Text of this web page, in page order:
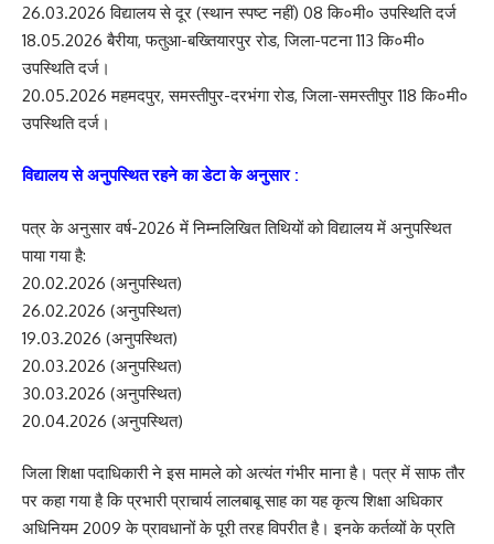
26.03.2026 विद्यालय से दूर (स्थान स्पष्ट नहीं) 08 कि०मी० उपस्थिति दर्ज
18.05.2026 बैरीया, फतुआ-बख्तियारपुर रोड, जिला-पटना 113 कि०मी०
उपस्थिति दर्ज।
20.05.2026 महमदपुर, समस्तीपुर-दरभंगा रोड, जिला-समस्तीपुर 118 कि०मी०
उपस्थिति दर्ज।
विद्यालय से अनुपस्थित रहने का डेटा के अनुसार :
पत्र के अनुसार वर्ष-2026 में निम्नलिखित तिथियों को विद्यालय में अनुपस्थित
पाया गया है:
20.02.2026 (अनुपस्थित)
26.02.2026 (अनुपस्थित)
19.03.2026 (अनुपस्थित)
20.03.2026 (अनुपस्थित)
30.03.2026 (अनुपस्थित)
20.04.2026 (अनुपस्थित)
जिला शिक्षा पदाधिकारी ने इस मामले को अत्यंत गंभीर माना है। पत्र में साफ तौर
पर कहा गया है कि प्रभारी प्राचार्य लालबाबू साह का यह कृत्य शिक्षा अधिकार
अधिनियम 2009 के प्रावधानों के पूरी तरह विपरीत है। इनके कर्तव्यों के प्रति